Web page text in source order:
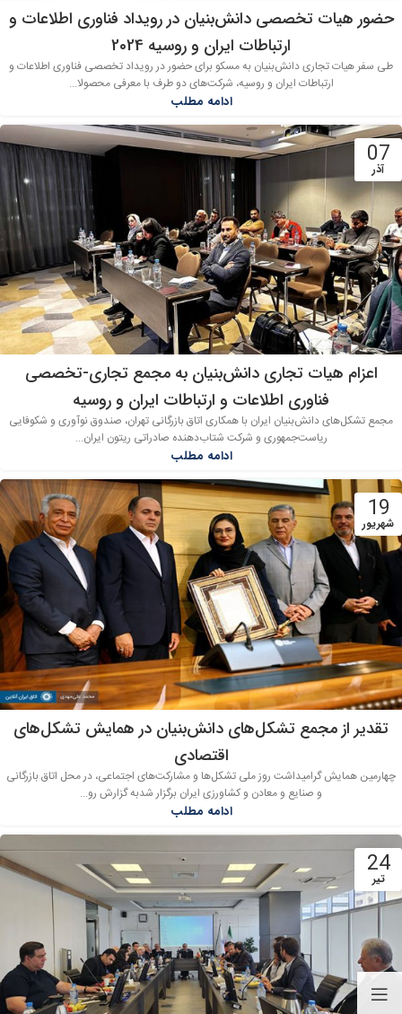
حضور هیات تخصصی دانش‌بنیان در رویداد فناوری اطلاعات و
ارتباطات ایران و روسیه 2024
طی سفر هیات تجاری دانش‌بنیان به مسکو برای حضور در رویداد تخصصی فناوری اطلاعات و
ارتباطات ایران و روسیه، شرکت‌های دو طرف با معرفی محصولا...
ادامه مطلب
07
آذر
اعزام هیات تجاری دانش‌بنیان به مجمع تجاری-تخصصی
فناوری اطلاعات و ارتباطات ایران و روسیه
مجمع تشکل‌های دانش‌بنیان ایران با همکاری اتاق بازرگانی تهران، صندوق نوآوری و شکوفایی
ریاست‌جمهوری و شرکت شتاب‌دهنده صادراتی ریتون ایران...
ادامه مطلب
19
شهریور
تقدیر از مجمع تشکل‌های دانش‌بنیان در همایش تشکل‌های
اقتصادی
چهارمین همایش گرامیداشت روز ملی تشکل‌ها و مشارکت‌های اجتماعی، در محل اتاق بازرگانی
و صنایع و معادن و کشاورزی ایران برگزار شدبه گزارش رو...
ادامه مطلب
24
تیر